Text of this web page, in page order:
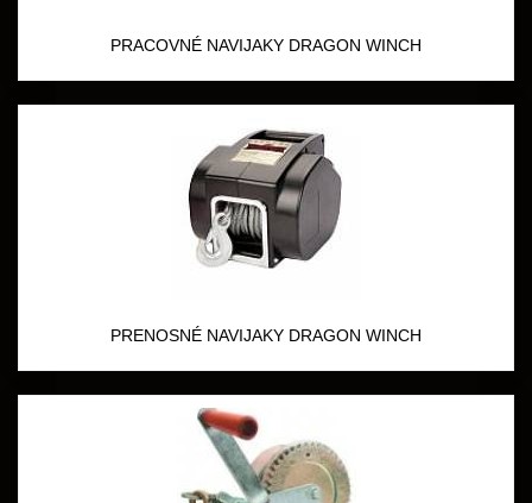
PRACOVNÉ NAVIJAKY DRAGON WINCH
PRENOSNÉ NAVIJAKY DRAGON WINCH